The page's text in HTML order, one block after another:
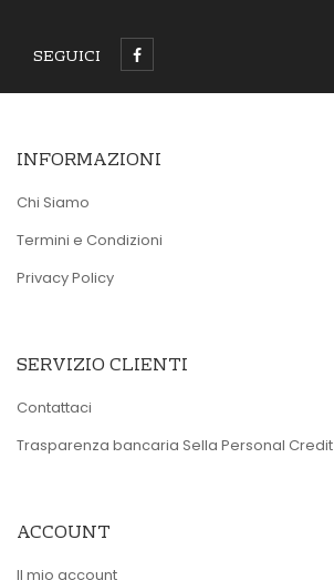
SEGUICI
INFORMAZIONI
Chi Siamo
Termini e Condizioni
Privacy Policy
SERVIZIO CLIENTI
Contattaci
Trasparenza bancaria Sella Personal Credit
ACCOUNT
Il mio account